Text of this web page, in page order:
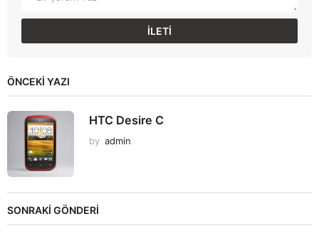
ÖNCEKI YAZI
HTC Desire C
by admin
SONRAKİ GÖNDERİ